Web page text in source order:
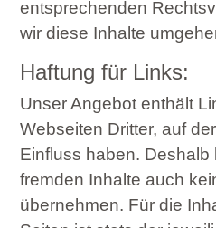
entsprechenden
wir diese Inhalte
Haftung für Links:
Unser Angebot enthält
Webseiten Dritter, auf
Einfluss haben. Deshalb
fremden Inhalte auch
übernehmen. Für die